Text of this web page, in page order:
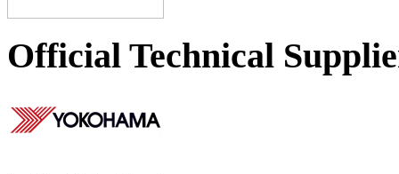
Official Technical